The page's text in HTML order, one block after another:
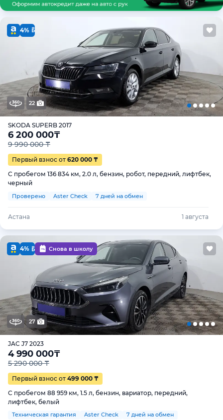
4%
22
SKODA SUPERB 2017
6 200 000₸
9 990 000 ₸
Первый взнос от 620 000 ₸
С пробегом 136 834 км, 2.0 л, бензин, робот, передний, лифтбек,
черный
Проверено Aster Check 7 дней на обмен
Астана 1 августа
4% Снова в школу
27
JAC J7 2023
4 990 000₸
5 290 000 ₸
Первый взнос от 499 000 ₸
С пробегом 88 959 км, 1.5 л, бензин, вариатор, передний,
лифтбек, белый
Техническая гарантия Aster Check 7 дней на обмен